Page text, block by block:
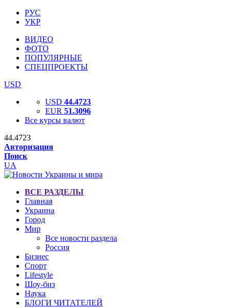
РУС
УКР
ВИДЕО
ФОТО
ПОПУЛЯРНЫЕ
СПЕЦПРОЕКТЫ
USD
USD 44.4723
EUR 51.3096
Все курсы валют
44.4723
Авторизация
Поиск
UA
ВСЕ РАЗДЕЛЫ
Главная
Украина
Город
Мир
Все новости раздела
Россия
Бизнес
Спорт
Lifestyle
Шоу-биз
Наука
БЛОГИ ЧИТАТЕЛЕЙ